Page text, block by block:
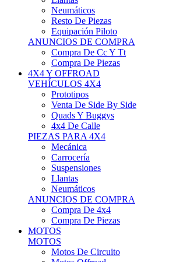
Neumáticos
Resto De Piezas
Equipación Piloto
ANUNCIOS DE COMPRA
Compra De Cc Y Tt
Compra De Piezas
4X4 Y OFFROAD
VEHÍCULOS 4X4
Prototipos
Venta De Side By Side
Quads Y Buggys
4x4 De Calle
PIEZAS PARA 4X4
Mecánica
Carrocería
Suspensiones
Llantas
Neumáticos
ANUNCIOS DE COMPRA
Compra De 4x4
Compra De Piezas
MOTOS
MOTOS
Motos De Circuito